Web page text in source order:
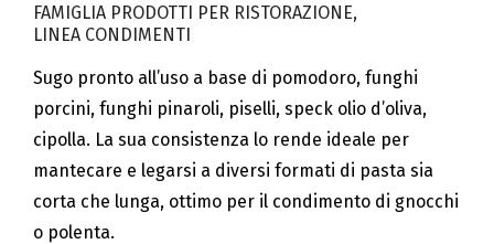
FAMIGLIA PRODOTTI PER RISTORAZIONE
LINEA CONDIMENTI
Sugo pronto all’uso a base di pomodoro, funghi
porcini, funghi pinaroli, piselli, speck olio d’oliva,
cipolla. La sua consistenza lo rende ideale per
mantecare e legarsi a diversi formati di pasta sia
corta che lunga, ottimo per il condimento di gnocchi
o polenta.